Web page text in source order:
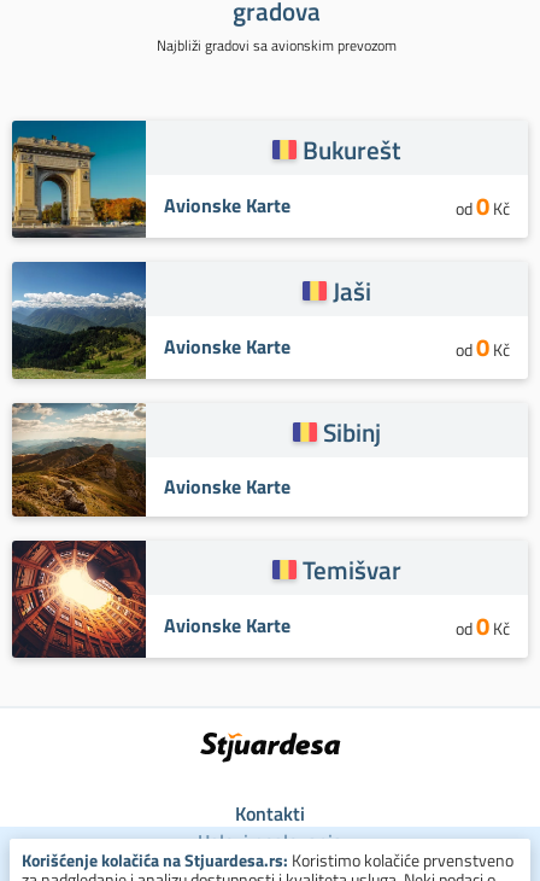
gradova
Najbliži gradovi sa avionskim prevozom
Bukurešt
Avionske Karte od0Kč
Jaši
Avionske Karte od0Kč
Sibinj
Avionske Karte
Temišvar
Avionske Karte od0Kč
Kontakti
Uslovi poslovanja
Uslovi za kolačiće
Korišćenje kolačića na Stjuardesa.rs: Koristimo kolačiće prvenstveno